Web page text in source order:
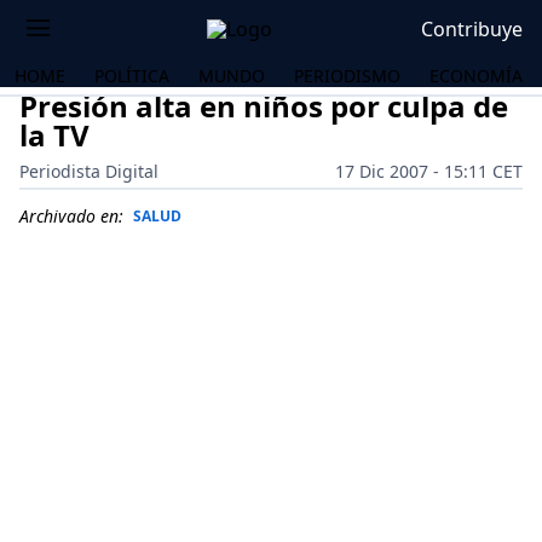
Contribuye
HOME POLÍTICA MUNDO PERIODISMO ECONOMÍA
Presión alta en niños por culpa de
la TV
Periodista Digital
17 Dic 2007 - 15:11 CET
Archivado en: SALUD